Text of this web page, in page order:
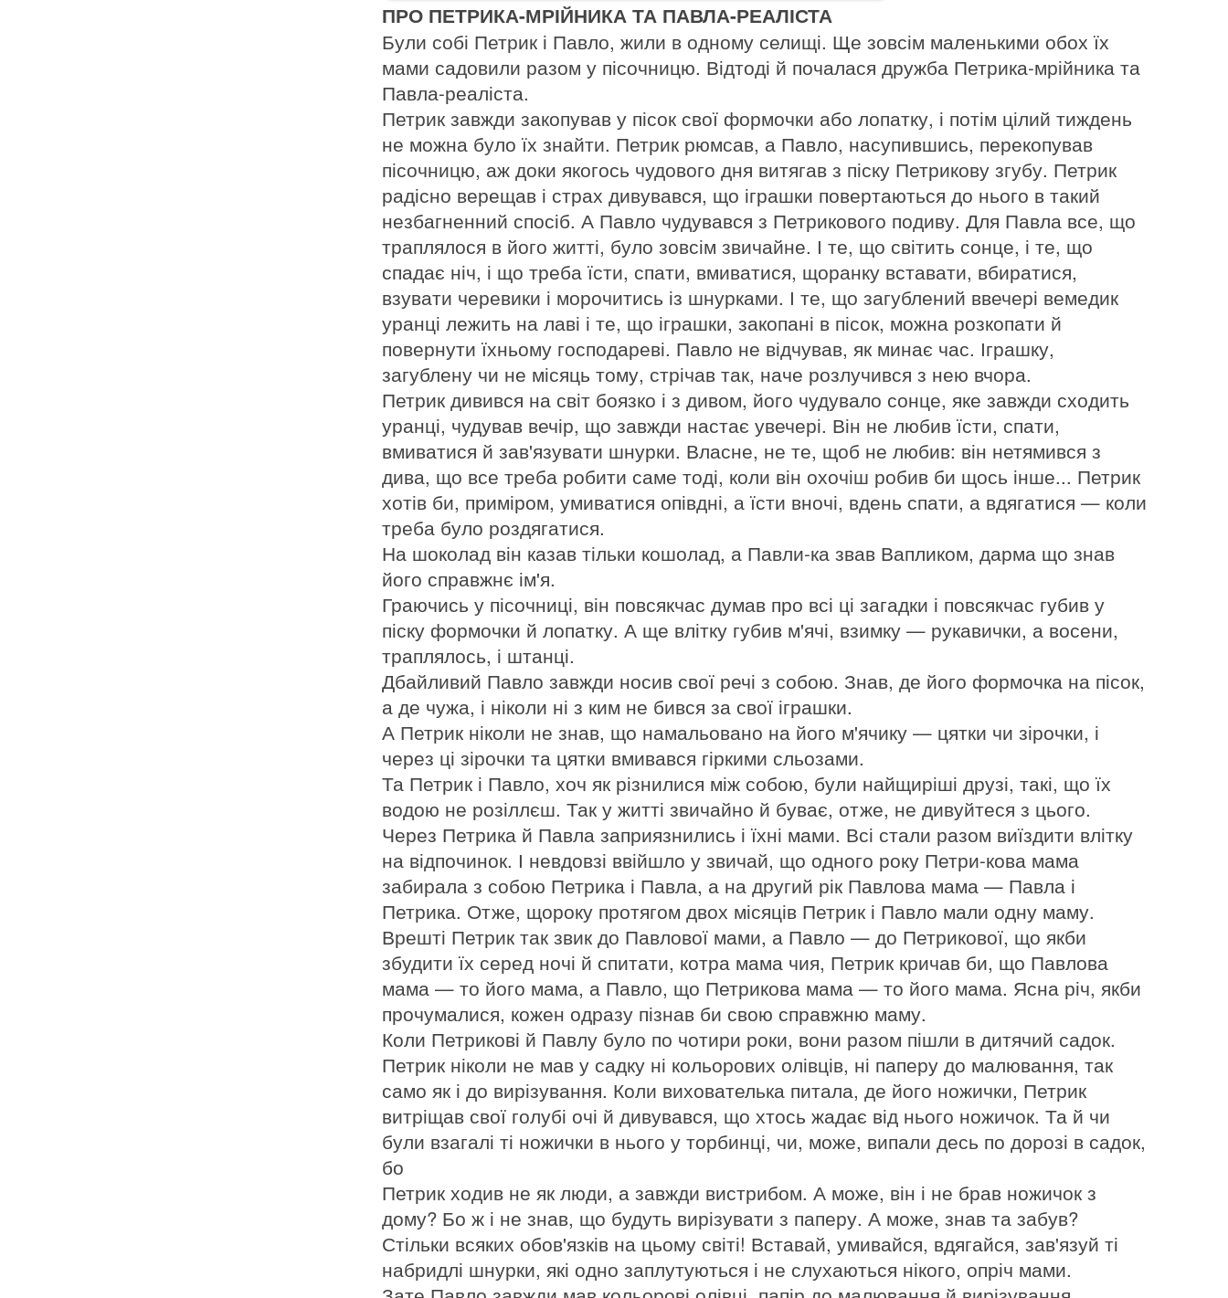
ПРО ПЕТРИКА-МРІЙНИКА ТА ПАВЛА-РЕАЛІСТА
Були собі Петрик і Павло, жили в одному селищі. Ще зовсім маленькими обох їх
мами садовили разом у пісочницю. Відтоді й почалася дружба Петрика-мрійника та
Павла-реаліста.
Петрик завжди закопував у пісок свої формочки або лопатку, і потім цілий тиждень
не можна було їх знайти. Петрик рюмсав, а Павло, насупившись, перекопував
пісочницю, аж доки якогось чудового дня витягав з піску Петрикову згубу. Петрик
радісно верещав і страх дивувався, що іграшки повертаються до нього в такий
незбагненний спосіб. А Павло чудувався з Петрикового подиву. Для Павла все, що
траплялося в його житті, було зовсім звичайне. І те, що світить сонце, і те, що
спадає ніч, і що треба їсти, спати, вмиватися, щоранку вставати, вбиратися,
взувати черевики і морочитись із шнурками. І те, що загублений ввечері вемедик
уранці лежить на лаві і те, що іграшки, закопані в пісок, можна розкопати й
повернути їхньому господареві. Павло не відчував, як минає час. Іграшку,
загублену чи не місяць тому, стрічав так, наче розлучився з нею вчора.
Петрик дивився на світ боязко і з дивом, його чудувало сонце, яке завжди сходить
уранці, чудував вечір, що завжди настає увечері. Він не любив їсти, спати,
вмиватися й зав'язувати шнурки. Власне, не те, щоб не любив: він нетямився з
дива, що все треба робити саме тоді, коли він охочіш робив би щось інше... Петрик
хотів би, приміром, умиватися опівдні, а їсти вночі, вдень спати, а вдягатися — коли
треба було роздягатися.
На шоколад він казав тільки кошолад, а Павли-ка звав Вапликом, дарма що знав
його справжнє ім'я.
Граючись у пісочниці, він повсякчас думав про всі ці загадки і повсякчас губив у
піску формочки й лопатку. А ще влітку губив м'ячі, взимку — рукавички, а восени,
траплялось, і штанці.
Дбайливий Павло завжди носив свої речі з собою. Знав, де його формочка на пісок,
а де чужа, і ніколи ні з ким не бився за свої іграшки.
А Петрик ніколи не знав, що намальовано на його м'ячику — цятки чи зірочки, і
через ці зірочки та цятки вмивався гіркими сльозами.
Та Петрик і Павло, хоч як різнилися між собою, були найщиріші друзі, такі, що їх
водою не розіллєш. Так у житті звичайно й буває, отже, не дивуйтеся з цього.
Через Петрика й Павла заприязнились і їхні мами. Всі стали разом виїздити влітку
на відпочинок. І невдовзі ввійшло у звичай, що одного року Петри-кова мама
забирала з собою Петрика і Павла, а на другий рік Павлова мама — Павла і
Петрика. Отже, щороку протягом двох місяців Петрик і Павло мали одну маму.
Врешті Петрик так звик до Павлової мами, а Павло — до Петрикової, що якби
збудити їх серед ночі й спитати, котра мама чия, Петрик кричав би, що Павлова
мама — то його мама, а Павло, що Петрикова мама — то його мама. Ясна річ, якби
прочумалися, кожен одразу пізнав би свою справжню маму.
Коли Петрикові й Павлу було по чотири роки, вони разом пішли в дитячий садок.
Петрик ніколи не мав у садку ні кольорових олівців, ні паперу до малювання, так
само як і до вирізування. Коли вихователька питала, де його ножички, Петрик
витріщав свої голубі очі й дивувався, що хтось жадає від нього ножичок. Та й чи
були взагалі ті ножички в нього у торбинці, чи, може, випали десь по дорозі в садок,
бо
Петрик ходив не як люди, а завжди вистрибом. А може, він і не брав ножичок з
дому? Бо ж і не знав, що будуть вирізувати з паперу. А може, знав та забув?
Стільки всяких обов'язків на цьому світі! Вставай, умивайся, вдягайся, зав'язуй ті
набридлі шнурки, які одно заплутуються і не слухаються нікого, опріч мами.